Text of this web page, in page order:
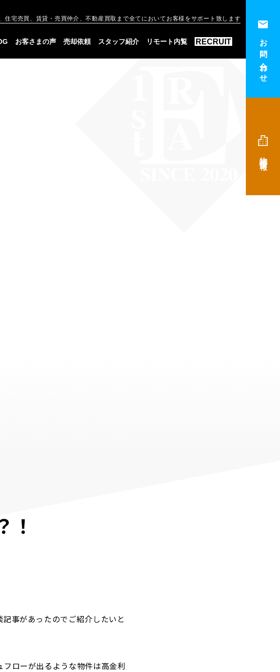
住宅売買、賃貸・売買仲介、不動産買取まで全てにおいてお客様をサポート致します
お客さまの声 売却依頼 スタッフ紹介 リモート内覧 RECRUIT お問い合わせ
！
事があったのでご紹介したいと
ローが出るような物件は高金利